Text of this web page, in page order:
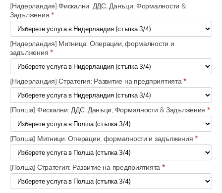
[Нидерландия] Фискални: ДДС, Данъци, Формалности &
Задължения*
[Нидерландия] Митница: Операции, формалности и
задължения*
[Нидерландия] Стратегия: Развитие на предприятията*
[Полша] Фискални: ДДС, Данъци, Формалности & Задължения *
[Полша] Митници: Операции, формалности и задължения *
[Полша] Стратегия: Развитие на предприятията *